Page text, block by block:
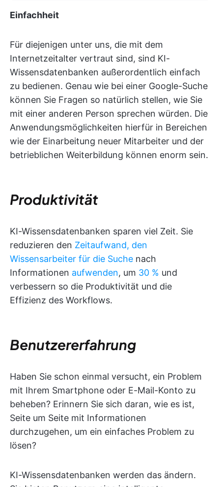
Einfachheit
Für diejenigen unter uns, die mit dem
Internetzeitalter vertraut sind, sind KI-
Wissensdatenbanken außerordentlich einfach
zu bedienen. Genau wie bei einer Google-Suche
können Sie Fragen so natürlich stellen, wie Sie
mit einer anderen Person sprechen würden. Die
Anwendungsmöglichkeiten hierfür in Bereichen
wie der Einarbeitung neuer Mitarbeiter und der
betrieblichen Weiterbildung können enorm sein.
Produktivität
KI-Wissensdatenbanken sparen viel Zeit. Sie
reduzieren den Zeitaufwand, den
Wissensarbeiter für die Suche nach
Informationen aufwenden, um 30 % und
verbessern so die Produktivität und die
Effizienz des Workflows.
Benutzererfahrung
Haben Sie schon einmal versucht, ein Problem
mit Ihrem Smartphone oder E-Mail-Konto zu
beheben? Erinnern Sie sich daran, wie es ist,
Seite um Seite mit Informationen
durchzugehen, um ein einfaches Problem zu
lösen?
KI-Wissensdatenbanken werden das ändern.